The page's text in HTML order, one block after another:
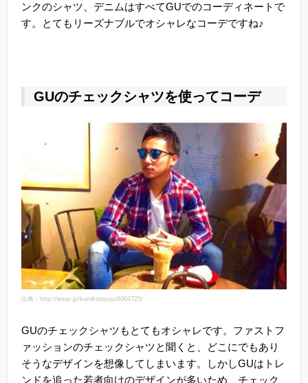
ンクのシャツ、デニムはすべてGUでのコーディネートで
す。とてもリーズナブルでオシャレなコーデですね♪
GUのチェックシャツを使ってコーデ
出典：http://wear.jp/kurokuroyuu/6904725/
GUのチェックシャツもとてもオシャレです。ファストフ
ァッションのチェックシャツと聞くと、どこにでもあり
そうなデザインを想像してしまいます。しかしGUはトレ
ンドを追った若者向けのデザインが多いため、チェック